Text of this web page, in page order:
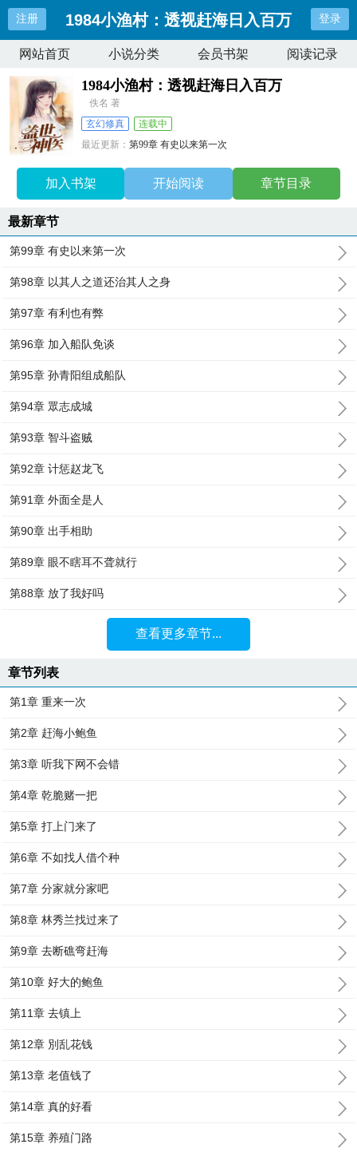
注册 1984小渔村：透视赶海日入百万 登录
网站首页 小说分类 会员书架 阅读记录
1984小渔村：透视赶海日入百万
佚名 著
玄幻修真
连载中
最近更新：第99章 有史以来第一次
加入书架 开始阅读 章节目录
最新章节
第99章 有史以来第一次
第98章 以其人之道还治其人之身
第97章 有利也有弊
第96章 加入船队免谈
第95章 孙青阳组成船队
第94章 眾志成城
第93章 智斗盗贼
第92章 计惩赵龙飞
第91章 外面全是人
第90章 出手相助
第89章 眼不瞎耳不聋就行
第88章 放了我好吗
查看更多章节...
章节列表
第1章 重来一次
第2章 赶海小鲍鱼
第3章 听我下网不会错
第4章 乾脆赌一把
第5章 打上门来了
第6章 不如找人借个种
第7章 分家就分家吧
第8章 林秀兰找过来了
第9章 去断礁弯赶海
第10章 好大的鲍鱼
第11章 去镇上
第12章 別乱花钱
第13章 老值钱了
第14章 真的好看
第15章 养殖门路